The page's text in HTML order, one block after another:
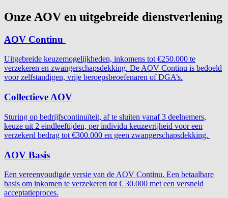
Onze AOV en uitgebreide dienstverlening
AOV Continu
Uitgebreide keuzemogelijkheden, inkomens tot €250.000 te
verzekeren en zwangerschapsdekking. De AOV Continu is bedoeld
voor zelfstandigen, vrije beroepsbeoefenaren of DGA’s.
Collectieve AOV
Sturing op bedrijfscontinuïteit, af te sluiten vanaf 3 deelnemers,
keuze uit 2 eindleeftijden, per individu keuzevrijheid voor een
verzekerd bedrag tot €300.000 en geen zwangerschapsdekking.
AOV Basis
Een vereenvoudigde versie van de AOV Continu. Een betaalbare
basis om inkomen te verzekeren tot € 30.000 met een versneld
acceptatieproces.